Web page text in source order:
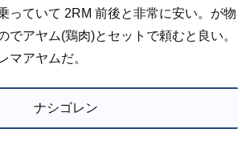
っていて 2RM 前後と非常に安い。が物
でアヤム(鶏肉)とセットで頼むと良い。
マアヤムだ。
ナシゴレン